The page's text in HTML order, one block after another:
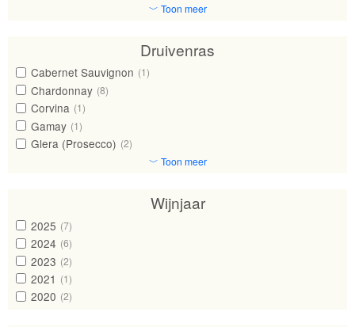
﹀ Toon meer
Druivenras
Cabernet Sauvignon (1)
Chardonnay (8)
Corvina (1)
Gamay (1)
Glera (Prosecco) (2)
﹀ Toon meer
Wijnjaar
2025 (7)
2024 (6)
2023 (2)
2021 (1)
2020 (2)